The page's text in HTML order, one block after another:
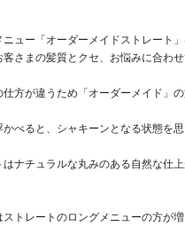
ニュー「オーダーメイドストレート
さまの髪質とクセ、お悩みに合わ
方が違うため「オーダーメイド」の
べると、シャキーンとなる状態を
はナチュラルな丸みのある自然な仕
ストレートのロングメニューの方が